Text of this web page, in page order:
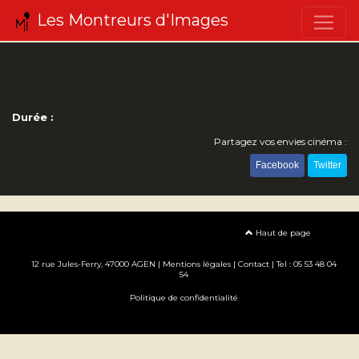
Les Montreurs d'Images
Durée :
Partagez vos envies cinéma :
Facebook Twitter
Haut de page
12 rue Jules-Ferry, 47000 AGEN | Mentions légales| Contact| Tel : 05 53 48 04
54
Politique de confidentialité